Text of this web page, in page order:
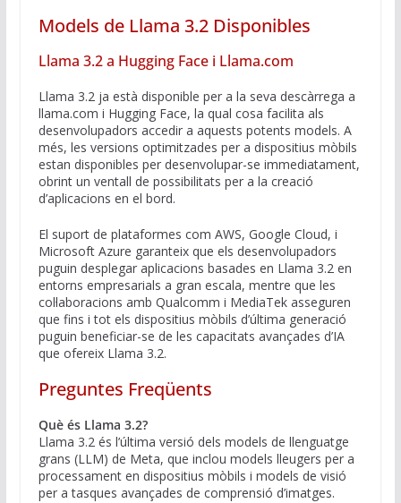
Models de Llama 3.2 Disponibles
Llama 3.2 a Hugging Face i Llama.com
Llama 3.2 ja està disponible per a la seva descàrrega a
llama.com i Hugging Face, la qual cosa facilita als
desenvolupadors accedir a aquests potents models. A
més, les versions optimitzades per a dispositius mòbils
estan disponibles per desenvolupar-se immediatament,
obrint un ventall de possibilitats per a la creació
d’aplicacions en el bord.
El suport de plataformes com AWS, Google Cloud, i
Microsoft Azure garanteix que els desenvolupadors
puguin desplegar aplicacions basades en Llama 3.2 en
entorns empresarials a gran escala, mentre que les
col·laboracions amb Qualcomm i MediaTek asseguren
que fins i tot els dispositius mòbils d’última generació
puguin beneficiar-se de les capacitats avançades d’IA
que ofereix Llama 3.2.
Preguntes Freqüents
Què és Llama 3.2?
Llama 3.2 és l’última versió dels models de llenguatge
grans (LLM) de Meta, que inclou models lleugers per a
processament en dispositius mòbils i models de visió
per a tasques avançades de comprensió d’imatges.